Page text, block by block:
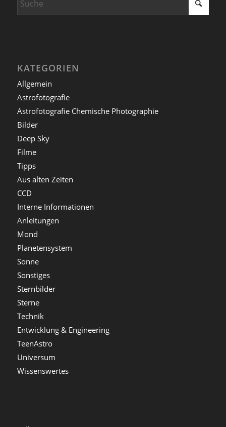
KATEGORIEN
Allgemein
Astrofotografie
Astrofotografie Chemische Photographie
Bilder
Deep Sky
Filme
Tipps
Aus alten Zeiten
CCD
Interne Informationen
Anleitungen
Mond
Planetensystem
Sonne
Sonstiges
Sternbilder
Sterne
Technik
Entwicklung & Engineering
TeenAstro
Universum
Wissenswertes